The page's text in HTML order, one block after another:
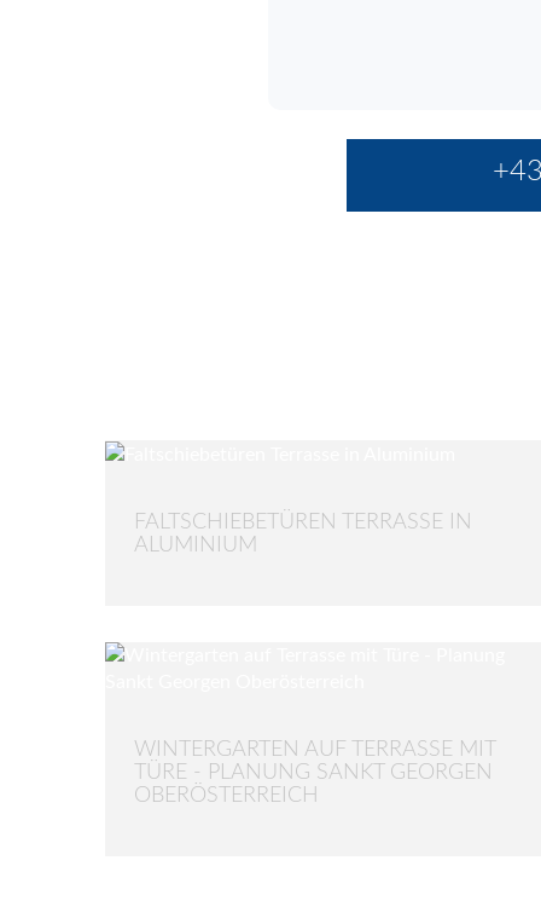
FALTSCHIEBETÜREN TERRASSE IN
ALUMINIUM
WINTERGARTEN AUF TERRASSE MIT
TÜRE - PLANUNG SANKT GEORGEN
OBERÖSTERREICH